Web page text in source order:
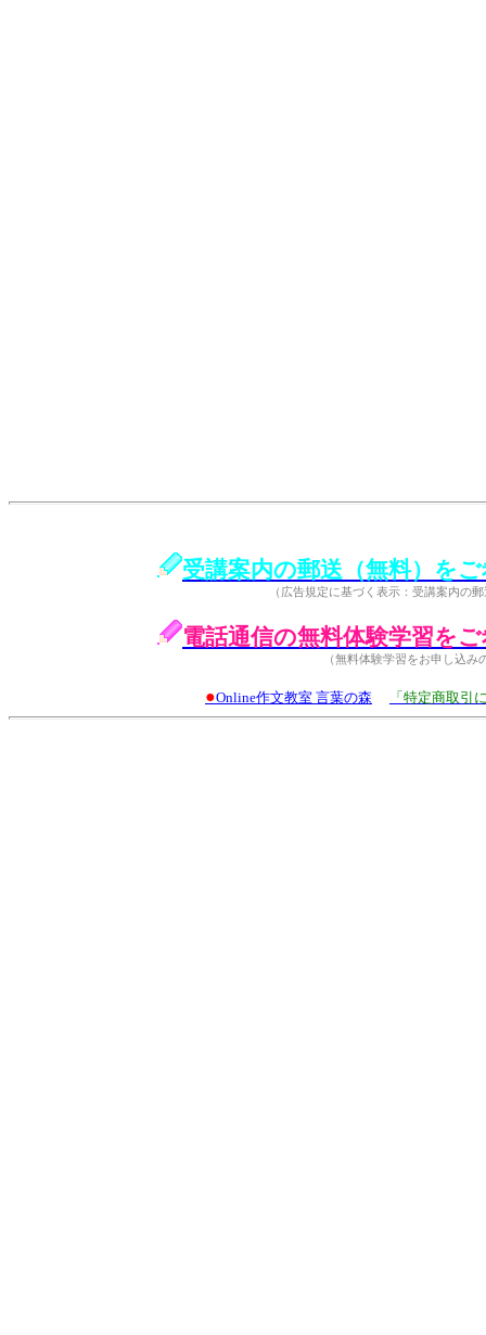
受講案内の郵送（無料）を
（広告規定に基づく表示：受講案内の
電話通信の無料体験学習を
（無料体験学習をお申し込
●Online作文教室 言葉の森 「特定商取引